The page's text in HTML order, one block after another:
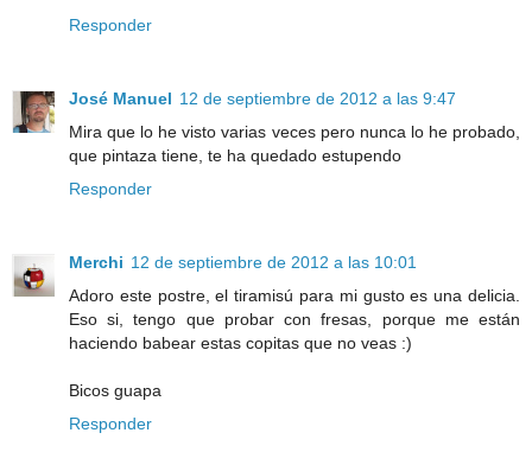
Responder
José Manuel 12 de septiembre de 2012 a las 9:47
Mira que lo he visto varias veces pero nunca lo he probado,
que pintaza tiene, te ha quedado estupendo
Responder
Merchi 12 de septiembre de 2012 a las 10:01
Adoro este postre, el tiramisú para mi gusto es una delicia.
Eso si, tengo que probar con fresas, porque me están
haciendo babear estas copitas que no veas :)
Bicos guapa
Responder